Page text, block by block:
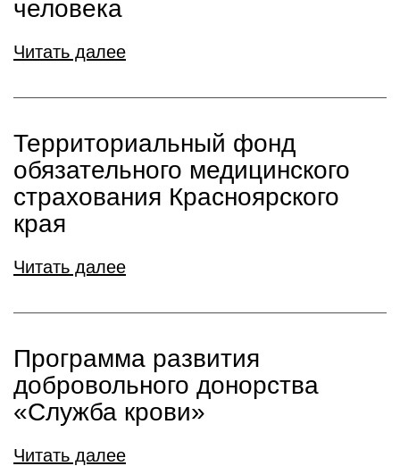
человека
Читать далее
Территориальный фонд
обязательного медицинского
страхования Красноярского
края
Читать далее
Программа развития
добровольного донорства
«Служба крови»
Читать далее